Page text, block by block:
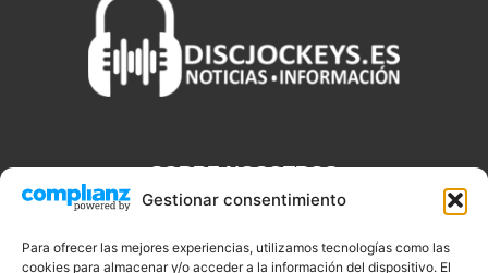
Gestionar consentimiento
Para ofrecer las mejores experiencias, utilizamos tecnologías como las
cookies para almacenar y/o acceder a la información del dispositivo. El
SOBRE NOSOTROS
que necesitas saber sobre noticias, novedades, tecnologías y
aplicaciones que te ayudaran a ser un mejor Djs.